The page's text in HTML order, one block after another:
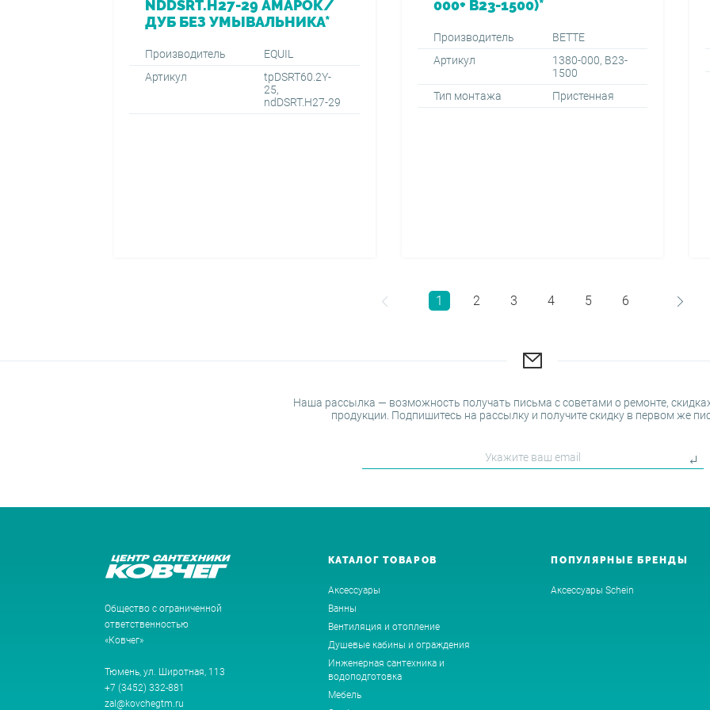
NDDSRT.H27-29 АМАРОК/
ДУБ БЕЗ УМЫВАЛЬНИКА*
Производитель
EQUIL
Артикул
tpDSRT60.2Y-
25,
ndDSRT.H27-29
000+ B23-1500)*
Производитель
BETTE
Артикул
1380-000, B23-
1500
Тип монтажа
Пристенная
1 2 3 4 5 6
Наша рассылка — возможность получать письма с советами о ремонте,
продукции. Подпишитесь на рассылку и получите скидку в первом же
Общество с ограниченной
ответственностью
«Ковчег»
Тюмень, ул. Широтная, 113
+7 (3452) 332-881
zal@kovchegtm.ru
КАТАЛОГ ТОВАРОВ
Аксессуары
Ванны
Вентиляция и отопление
Душевые кабины и ограждения
Инженерная сантехника и
водоподготовка
Мебель
ПОПУЛЯРНЫЕ БРЕНДЫ
Аксессуары Schein